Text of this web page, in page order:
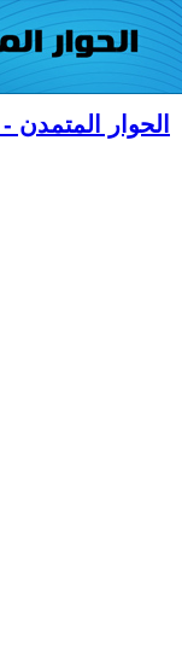
الحوار المتمدن